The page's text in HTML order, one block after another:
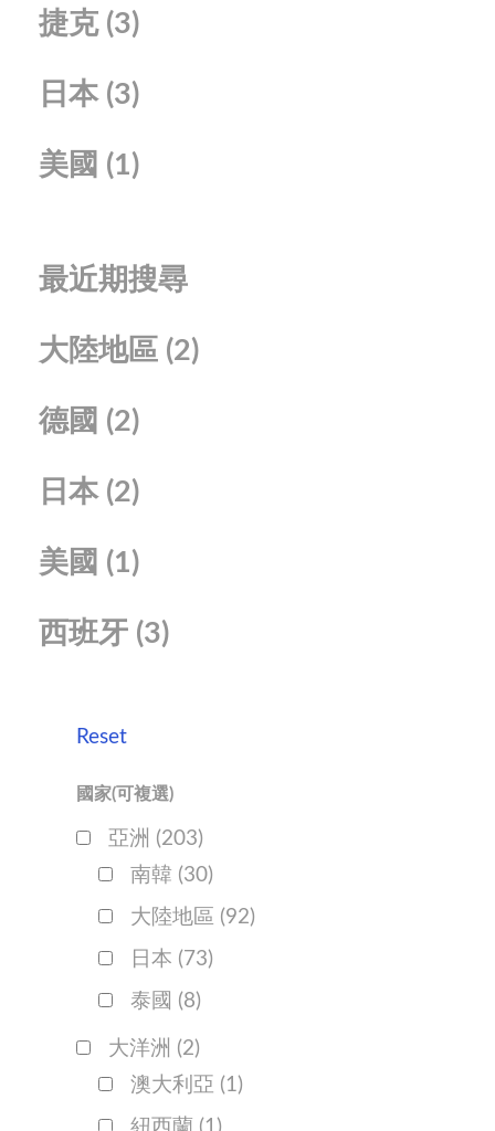
捷克 (3)
日本 (3)
美國 (1)
最近期搜尋
大陸地區 (2)
德國 (2)
日本 (2)
美國 (1)
西班牙 (3)
Reset
國家(可複選)
亞洲 (203)
南韓 (30)
大陸地區 (92)
日本 (73)
泰國 (8)
大洋洲 (2)
澳大利亞 (1)
紐西蘭 (1)